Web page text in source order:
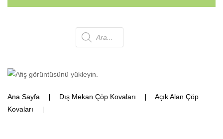
💰 En İyi Fiyatlarla
Armatür ve Musluk Grubu
Products
Ana Sayfa Dış Mekan Çöp Kovaları
Açık Alan Çöp
Kovaları